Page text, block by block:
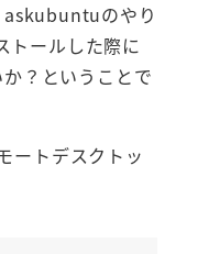
askubuntuのやり
トールした際に
？ということで
ートデスクトッ